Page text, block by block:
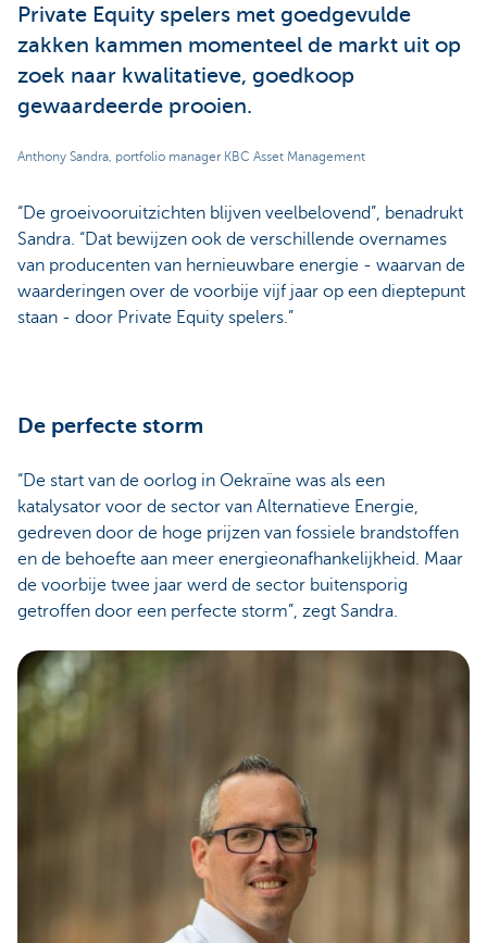
Private Equity spelers met goedgevulde
zakken kammen momenteel de markt uit op
zoek naar kwalitatieve, goedkoop
gewaardeerde prooien.
Anthony Sandra, portfolio manager KBC Asset Management
“De groeivooruitzichten blijven veelbelovend”, benadrukt
Sandra. “Dat bewijzen ook de verschillende overnames
van producenten van hernieuwbare energie - waarvan de
waarderingen over de voorbije vijf jaar op een dieptepunt
staan - door Private Equity spelers.”
De perfecte storm
“De start van de oorlog in Oekraïne was als een
katalysator voor de sector van Alternatieve Energie,
gedreven door de hoge prijzen van fossiele brandstoffen
en de behoefte aan meer energieonafhankelijkheid. Maar
de voorbije twee jaar werd de sector buitensporig
getroffen door een perfecte storm”, zegt Sandra.